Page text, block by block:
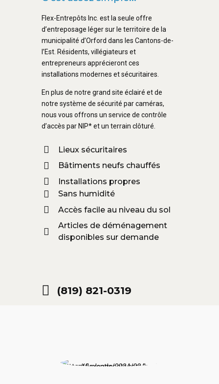
Flex-Entrepôts Inc. est la seule offre
d’entreposage léger sur le territoire de la
municipalité d’Orford dans les Cantons-de-
l’Est. Résidents, villégiateurs et
entrepreneurs apprécieront ces
installations modernes et sécuritaires.
En plus de notre grand site éclairé et de
notre système de sécurité par caméras,
nous vous offrons un service de contrôle
d’accès par NIP* et un terrain clôturé.
Lieux sécuritaires
Bâtiments neufs chauffés
Installations propres
Sans humidité
Accès facile au niveau du sol
Articles de déménagement
disponibles sur demande
(819) 821-0319